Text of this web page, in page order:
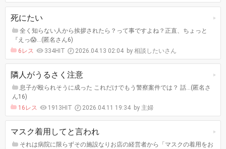
死にたい
全く知らない人から挨拶されたら？って事ですよね？正直、ちょっと
『えっ😱…(匿名さん6)
6レス
334HIT 2026.04.13 02:04 相談したいさん
隣人がうるさく注意
息子が殴られそうに成った これだけでもう警察案件では？ 話…(匿名さ
ん16)
16レス
1913HIT 2026.04.11 19:34 主婦
マスク着用してと言われ
それは病院に限らずその施設なりお店の経営者から「マスクの着用をお